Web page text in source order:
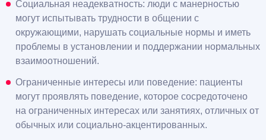
Социальная неадекватность: люди с манерностью
могут испытывать трудности в общении с
окружающими, нарушать социальные нормы и иметь
проблемы в установлении и поддержании нормальных
взаимоотношений.
Ограниченные интересы или поведение: пациенты
могут проявлять поведение, которое сосредоточено
на ограниченных интересах или занятиях, отличных от
обычных или социально-акцентированных.